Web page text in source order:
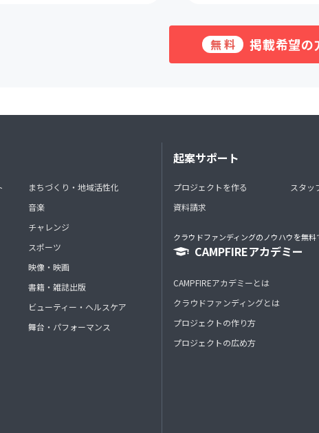
無料 掲載希望の
まちづくり・地域活性化
音楽
チャレンジ
スポーツ
映像・映画
書籍・雑誌出版
ビューティー・ヘルスケア
舞台・パフォーマンス
起案サポート
プロジェクトを作る
資料請求
スタッ
クラウドファンディングのノウハウを無料
CAMPFIREアカデミー
CAMPFIREアカデミーとは
クラウドファンディングとは
プロジェクトの作り方
プロジェクトの広め方